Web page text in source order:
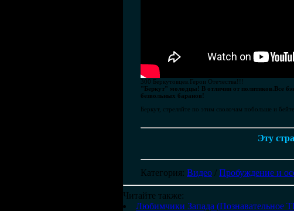
300 Беркутовцев.Герои Отечества!!!
"Беркут" молодцы! В отличии от политиков. Все
безвольных баранов!
Беркут, стреляйте по этим сволочам побольше и
Эту
Категория: Видео / Пробуждение и
Читайте также:
Любимчики Запада (Познавательное